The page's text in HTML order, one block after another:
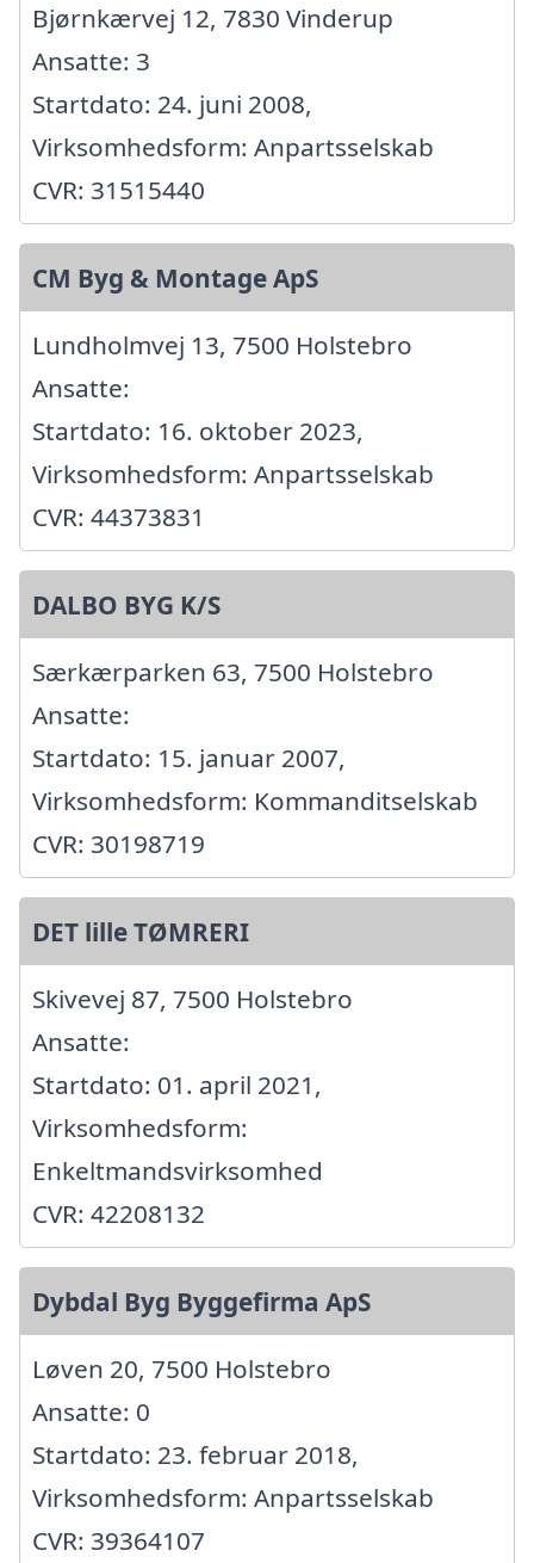
Bjørnkærvej 12, 7830 Vinderup
Ansatte: 3
Startdato: 24. juni 2008,
Virksomhedsform: Anpartsselskab
CVR: 31515440
CM Byg & Montage ApS
Lundholmvej 13, 7500 Holstebro
Ansatte:
Startdato: 16. oktober 2023,
Virksomhedsform: Anpartsselskab
CVR: 44373831
DALBO BYG K/S
Særkærparken 63, 7500 Holstebro
Ansatte:
Startdato: 15. januar 2007,
Virksomhedsform: Kommanditselskab
CVR: 30198719
DET lille TØMRERI
Skivevej 87, 7500 Holstebro
Ansatte:
Startdato: 01. april 2021,
Virksomhedsform:
Enkeltmandsvirksomhed
CVR: 42208132
Dybdal Byg Byggefirma ApS
Løven 20, 7500 Holstebro
Ansatte: 0
Startdato: 23. februar 2018,
Virksomhedsform: Anpartsselskab
CVR: 39364107